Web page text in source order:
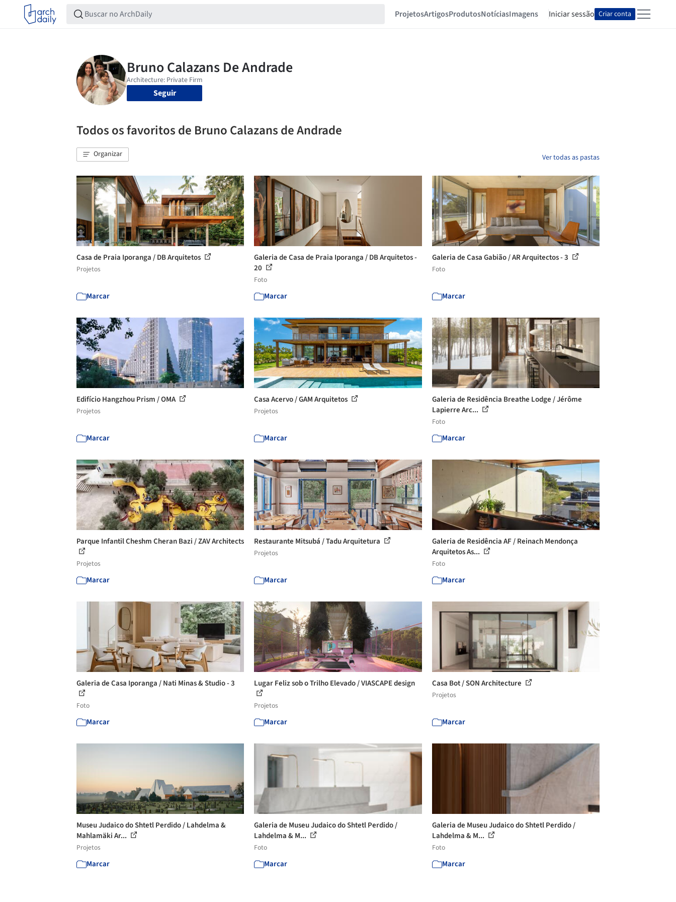
ProjetosArtigosProdutosNotíciasImagens Iniciar sessão Criar conta
Seguir
Todos os favoritos de Bruno Calazans de Andrade
Organizar Ver todas as pastas
Casa de Praia Iporanga / DB Arquitetos
Projetos
Marcar
Galeria de Casa de Praia Iporanga / DB Arquitetos -
20
Foto
Marcar
Galeria de Casa Gabião / AR Arquitectos - 3
Foto
Marcar
Edifício Hangzhou Prism / OMA
Projetos
Marcar
Casa Acervo / GAM Arquitetos
Projetos
Marcar
Galeria de Residência Breathe Lodge / Jérôme
Lapierre Arc...
Foto
Marcar
Parque Infantil Cheshm Cheran Bazi / ZAV Architects
Projetos
Marcar
Restaurante Mitsubá / Tadu Arquitetura
Projetos
Marcar
Galeria de Residência AF / Reinach Mendonça
Arquitetos As...
Foto
Marcar
Galeria de Casa Iporanga / Nati Minas & Studio - 3
Foto
Marcar
Lugar Feliz sob o Trilho Elevado / VIASCAPE design
Projetos
Marcar
Casa Bot / SON Architecture
Projetos
Marcar
Museu Judaico do Shtetl Perdido / Lahdelma &
Mahlamäki Ar...
Projetos
Marcar
Galeria de Museu Judaico do Shtetl Perdido /
Lahdelma & M...
Foto
Marcar
Galeria de Museu Judaico do Shtetl Perdido /
Lahdelma & M...
Foto
Marcar